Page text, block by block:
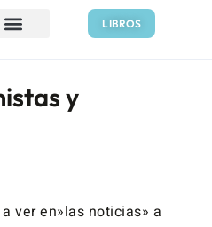
LIBROS
y
ver en»las noticias» a